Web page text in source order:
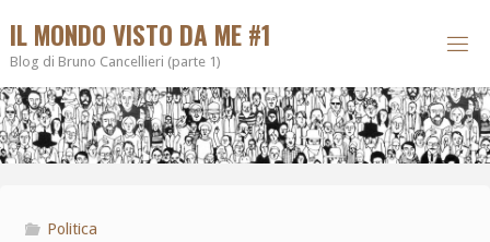
IL MONDO VISTO DA ME #1
Blog di Bruno Cancellieri (parte 1)
Politica